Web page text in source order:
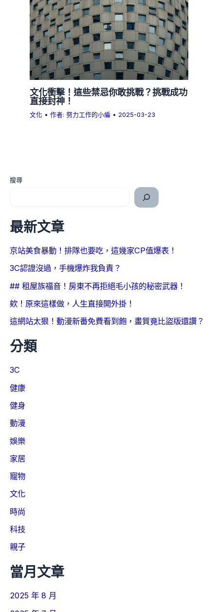
文化衝擊！這些禁忌你敢挑戰？挑戰成功
直接封神！
文化 • 作者:努力工作的小編 • 2025-03-23
搜尋
最新文章
京站美食暴動！排隊也要吃，這幾家CP值爆表！
3C認證沒過，手機爆炸我負責？
## 租屋族福音！房東不再拒絕毛小孩的秘密武器！
欸！原來這樣做，人生直接開外掛！
這網站太狠！動漫新番免費看到飽，畫質竟比盜版還讚？
分類
3C
健康
健身
動漫
娛樂
家居
寵物
文化
時尚
科技
親子
當月文章
2025 年 8 月